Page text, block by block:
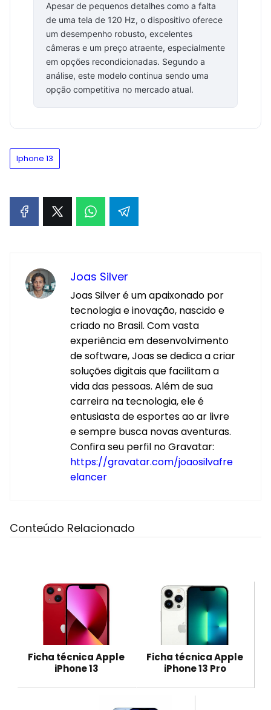
Apesar de pequenos detalhes como a falta
de uma tela de 120 Hz, o dispositivo oferece
um desempenho robusto, excelentes
câmeras e um preço atraente, especialmente
em opções recondicionadas. Segundo a
análise, este modelo continua sendo uma
opção competitiva no mercado atual.
Iphone 13
Joas Silver
Joas Silver é um apaixonado por
tecnologia e inovação, nascido e
criado no Brasil. Com vasta
experiência em desenvolvimento
de software, Joas se dedica a criar
soluções digitais que facilitam a
vida das pessoas. Além de sua
carreira na tecnologia, ele é
entusiasta de esportes ao ar livre
e sempre busca novas aventuras.
Confira seu perfil no Gravatar:
https://gravatar.com/joaosilvafre
elancer
Conteúdo Relacionado
Ficha técnica Apple
iPhone 13
Ficha técnica Apple
iPhone 13 Pro